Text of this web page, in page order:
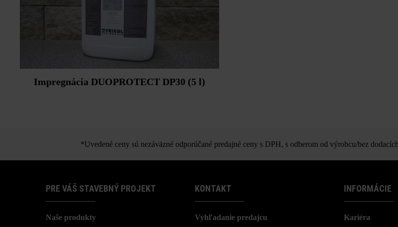
Impregnácia DUOPROTECT DP30 (5 l)
*Uvedené ceny sú nezáväzné odporúčané predajné ceny s DPH, s odberom od výrobcu/bez
PRE VÁŠ STAVEBNÝ PROJEKT
Naše produkty
KONTAKT
Vyhľadanie predajcu
INFORMÁCIE
Kariéra